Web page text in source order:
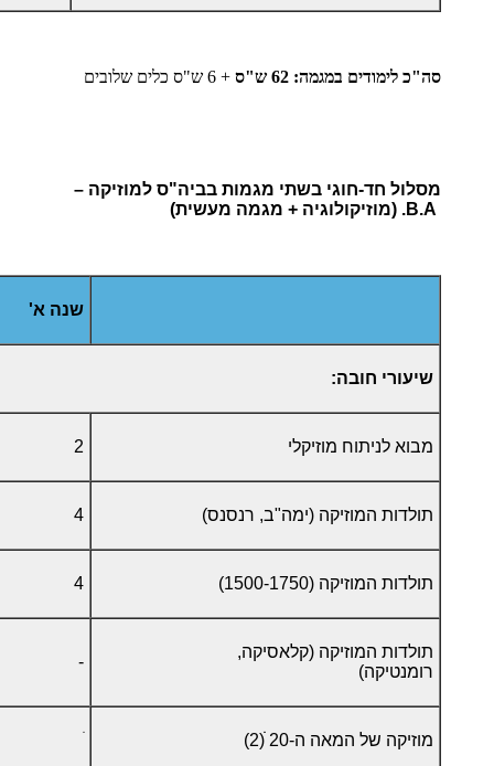
סה"כ לימודים במגמה: 62 ש"ס + 6 ש"ס כלים שלובים
מסלול חד-חוגי בשתי מגמות בביה"ס למוזיקה –
B.A.
(מוזיקולוגיה + מגמה מעשית)
שנה א'
שיעורי חובה:
מבוא לניתוח מוזיקלי 2
תולדות המוזיקה (ימה"ב, רנסנס) 4
תולדות המוזיקה (1500-1750) 4
תולדות המוזיקה (קלאסיקה,
רומנטיקה)
-
מוזיקה של המאה ה-20 ׁׁ(2)